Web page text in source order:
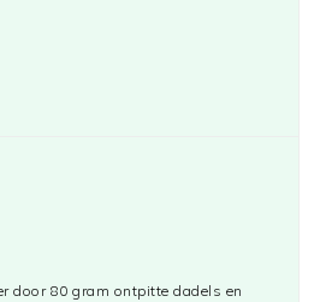
door 80 gram ontpitte dadels en